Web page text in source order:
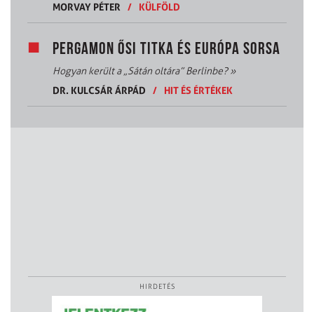
MORVAY PÉTER
/ KÜLFÖLD
PERGAMON ŐSI TITKA ÉS EURÓPA SORSA
Hogyan került a „Sátán oltára” Berlinbe?»
DR. KULCSÁR ÁRPÁD
/ HIT ÉS ÉRTÉKEK
HIRDETÉS